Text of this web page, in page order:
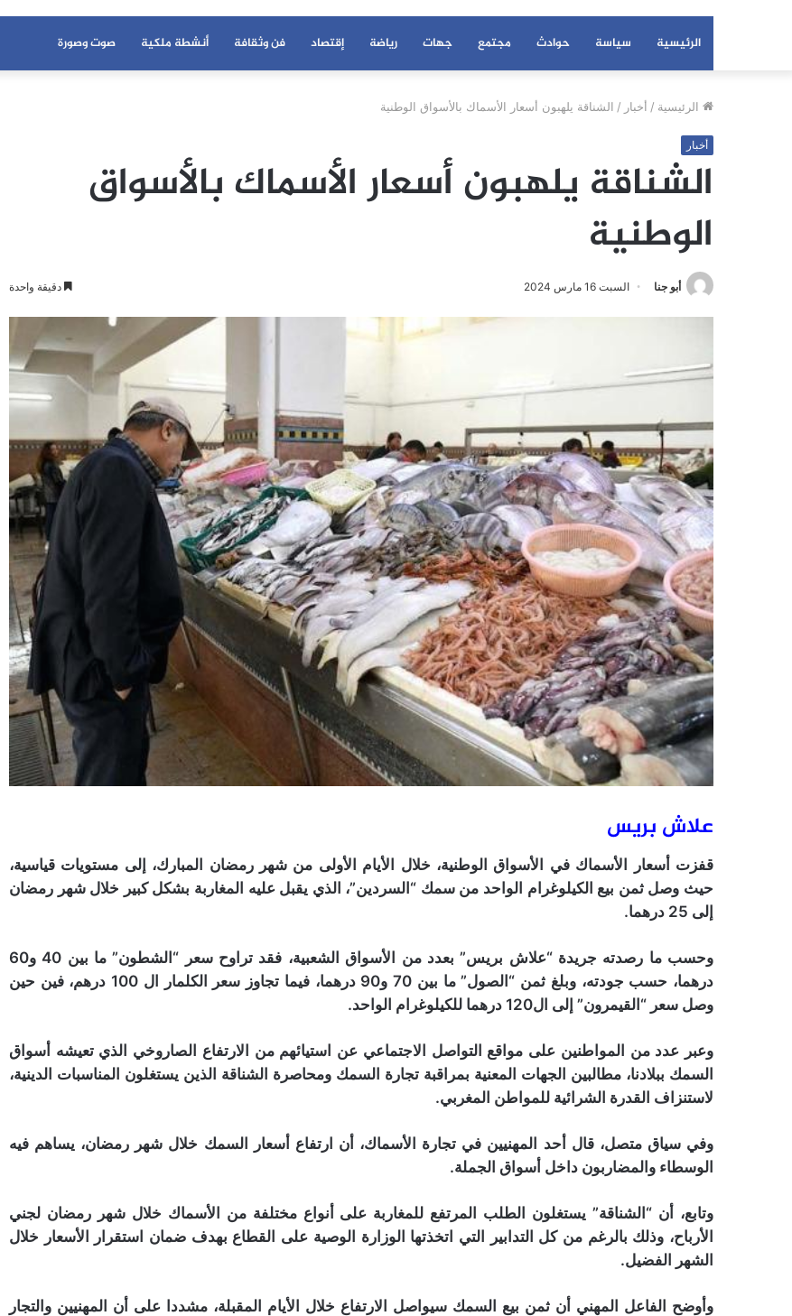
الرئيسية سياسة حوادث مجتمع جهات رياضة إقتصاد فن وثقافة أنشطة ملكية صوت وصورة
الرئيسية / أخبار / الشناقة يلهبون أسعار الأسماك بالأسواق الوطنية
أخبار
الشناقة يلهبون أسعار الأسماك بالأسواق
الوطنية
أبو جنا السبت 16 مارس 2024 دقيقة واحدة
علاش بريس
قفزت أسعار الأسماك في الأسواق الوطنية، خلال الأيام الأولى من شهر رمضان المبارك، إلى مستويات قياسية،
حيث وصل ثمن بيع الكيلوغرام الواحد من سمك “السردين”، الذي يقبل عليه المغاربة بشكل كبير خلال شهر رمضان
إلى 25 درهما.
وحسب ما رصدته جريدة “علاش بريس” بعدد من الأسواق الشعبية، فقد تراوح سعر “الشطون” ما بين 40 و60
درهما، حسب جودته، وبلغ ثمن “الصول” ما بين 70 و90 درهما، فيما تجاوز سعر الكلمار ال 100 درهم، فين حين
وصل سعر “القيمرون” إلى ال120 درهما للكيلوغرام الواحد.
وعبر عدد من المواطنين على مواقع التواصل الاجتماعي عن استيائهم من الارتفاع الصاروخي الذي تعيشه أسواق
السمك ببلادنا، مطالبين الجهات المعنية بمراقبة تجارة السمك ومحاصرة الشناقة الذين يستغلون المناسبات الدينية،
لاستنزاف القدرة الشرائية للمواطن المغربي.
وفي سياق متصل، قال أحد المهنيين في تجارة الأسماك، أن ارتفاع أسعار السمك خلال شهر رمضان، يساهم فيه
الوسطاء والمضاربون داخل أسواق الجملة.
وتابع، أن “الشناقة” يستغلون الطلب المرتفع للمغاربة على أنواع مختلفة من الأسماك خلال شهر رمضان لجني
الأرباح، وذلك بالرغم من كل التدابير التي اتخذتها الوزارة الوصية على القطاع بهدف ضمان استقرار الأسعار خلال
الشهر الفضيل.
وأوضح الفاعل المهني أن ثمن بيع السمك سيواصل الارتفاع خلال الأيام المقبلة، مشددا على أن المهنيين والتجار